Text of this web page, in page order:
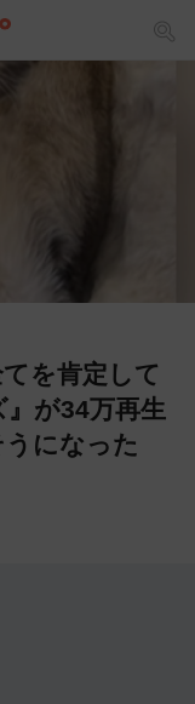
を肯定して
が34万再生
うになった